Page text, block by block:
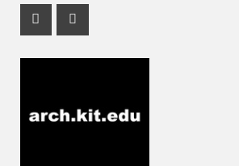
Instagram Profil
Youtube Profil